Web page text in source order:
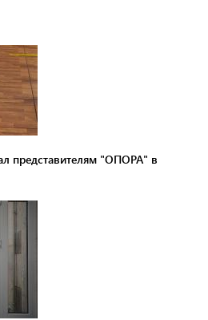
представителям "ОПОРА" в